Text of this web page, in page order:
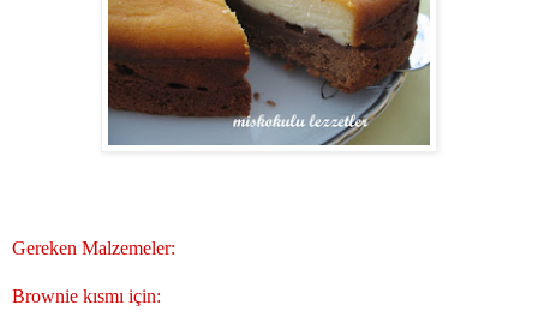
Gereken Malzemeler:
Brownie kısmı için: